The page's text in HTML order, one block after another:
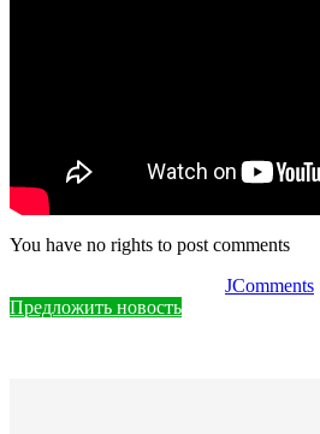
You have no rights to post comments
JComments
Предложить новость